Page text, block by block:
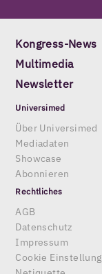
Kongress-News
Multimedia
Newsletter
Universimed
Über Universimed
Mediadaten
Showcase
Abonnieren
Rechtliches
AGB
Datenschutz
Impressum
Cookie